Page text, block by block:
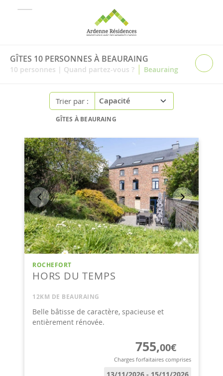
GÎTES 10 PERSONNES À BEAURAING
10 personnes | Quand partez-vous ? | Beauraing
Trier par :
GÎTES À BEAURAING